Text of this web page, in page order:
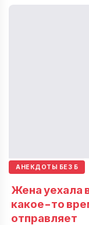
АНЕКДОТЫ БЕЗ Б
Жена уехала
какое-то
отправляет